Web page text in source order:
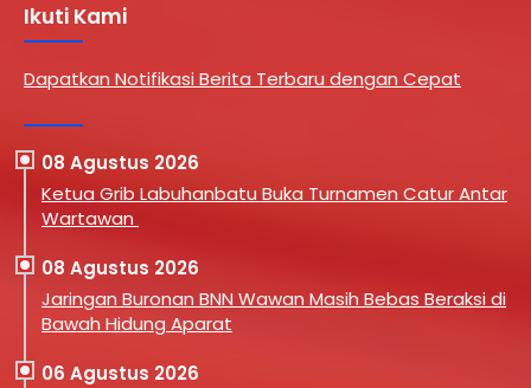
Ikuti Kami
Dapatkan Notifikasi Berita Terbaru dengan Cepat
08 Agustus 2026
Ketua Grib Labuhanbatu Buka Turnamen Catur Antar
Wartawan
08 Agustus 2026
Jaringan Buronan BNN Wawan Masih Bebas Beraksi di
Bawah Hidung Aparat
06 Agustus 2026